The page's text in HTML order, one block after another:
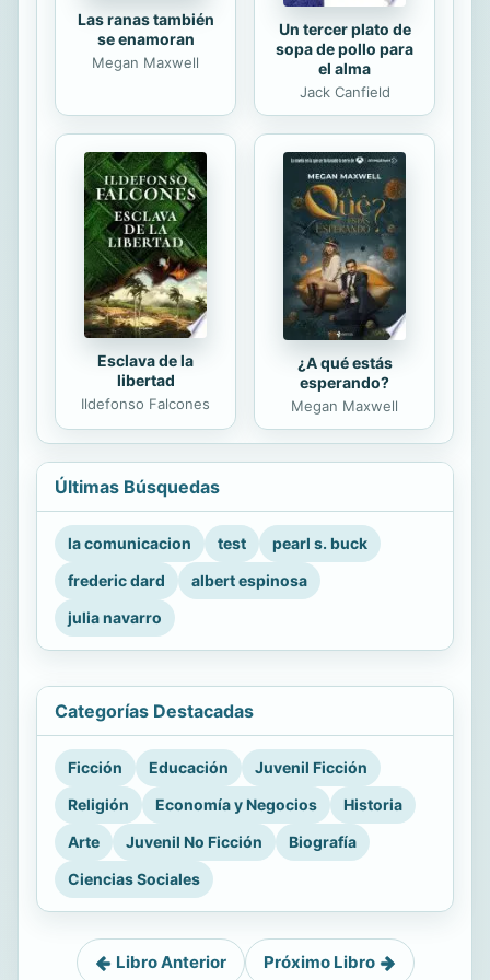
Las ranas también
se enamoran
Megan Maxwell
Un tercer plato de
sopa de pollo para
el alma
Jack Canfield
Esclava de la
libertad
Ildefonso Falcones
¿A qué estás
esperando?
Megan Maxwell
Últimas Búsquedas
la comunicacion test
pearl s. buck
frederic dard
albert espinosa
julia navarro
Categorías Destacadas
Ficción Educación
Juvenil Ficción
Religión
Economía y Negocios
Historia
Arte
Juvenil No Ficción
Biografía
Ciencias Sociales
Libro Anterior Próximo Libro